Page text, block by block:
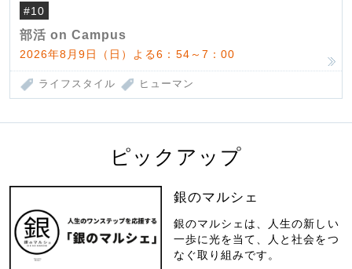
#10
部活 on Campus
2026年8月9日（日）よる6：54～7：00
ライフスタイル ヒューマン
ピックアップ
銀のマルシェ
銀のマルシェは、人生の新しい
一歩に光を当て、人と社会をつ
なぐ取り組みです。